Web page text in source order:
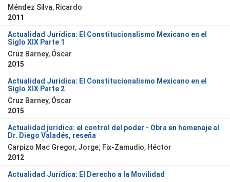
Méndez Silva, Ricardo
2011
Actualidad Jurídica: El Constitucionalismo Mexicano en el
Siglo XIX Parte 1
Cruz Barney, Óscar
2015
Actualidad Jurídica: El Constitucionalismo Mexicano en el
Siglo XIX Parte 2
Cruz Barney, Óscar
2015
Actualidad jurídica: el control del poder - Obra en homenaje al
Dr. Diego Valadés, reseña
Carpizo Mac Gregor, Jorge; Fix-Zamudio, Héctor
2012
Actualidad Jurídica: El Derecho a la Movilidad